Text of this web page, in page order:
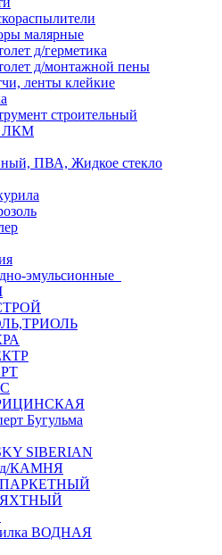
малярные
д/герметика
д/монтажной пены
ленты клейкие
строительный
ЛКМ
ПВА, Жидкое стекло
эмульсионные
Бугульма
SIBERIAN
д/КАМНЯ
ПАРКЕТНЫЙ
ЯХТНЫЙ
ВОДНАЯ